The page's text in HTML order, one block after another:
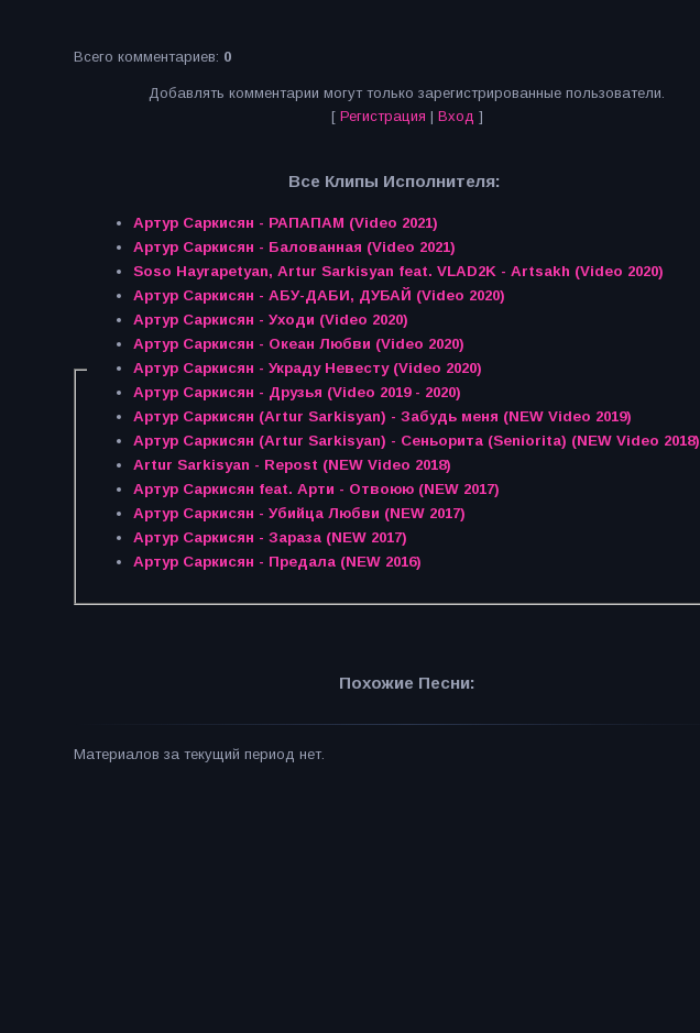
Всего комментариев: 0
Добавлять комментарии могут только зарегистрированные пользователи.
[ Регистрация | Вход ]
Все Клипы Исполнителя:
Артур Саркисян - РАПАПАМ (Video 2021)
Артур Саркисян - Балованная (Video 2021)
Soso Hayrapetyan, Artur Sarkisyan feat. VLAD2K - Artsakh (Video 2020)
Артур Саркисян - АБУ-ДАБИ, ДУБАЙ (Video 2020)
Артур Саркисян - Уходи (Video 2020)
Артур Саркисян - Океан Любви (Video 2020)
Артур Саркисян - Украду Невесту (Video 2020)
Артур Саркисян - Друзья (Video 2019 - 2020)
Артур Саркисян (Artur Sarkisyan) - Забудь меня (NEW Video 2019)
Артур Саркисян (Artur Sarkisyan) - Сеньорита (Seniorita) (NEW Video 2018)
Artur Sarkisyan - Repost (NEW Video 2018)
Артур Саркисян feat. Арти - Отвоюю (NEW 2017)
Артур Саркисян - Убийца Любви (NEW 2017)
Артур Саркисян - Зараза (NEW 2017)
Артур Саркисян - Предала (NEW 2016)
Похожие Песни:
Материалов за текущий период нет.